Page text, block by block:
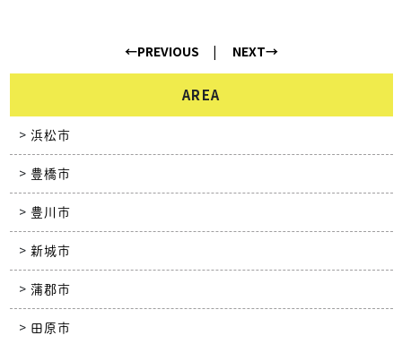
←PREVIOUS NEXT→
AREA
浜松市
豊橋市
豊川市
新城市
蒲郡市
田原市